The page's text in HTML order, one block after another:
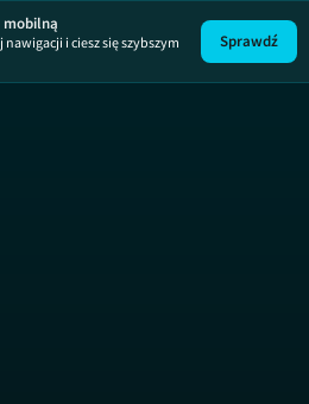
Uwaga!
mobilną
nawigacji i ciesz się szybszym
Sprawdź